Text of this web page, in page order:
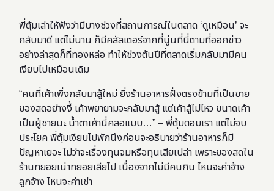
พี่ตุ้มเล่าให้ฟังว่ามีบางช่วงที่สถานการณ์ในตลาด ‘ดูเหมือน’ จะ
กลับมาดี แต่ไม่นาน ก็มีคลัสเตอร์จากที่นู่นที่นี่ตามที่ออกข่าว
อย่างล่าสุดก็ที่ทองหล่อ ทำให้ช่วงต้นปีที่ตลาดเริ่มกลับมามีคน
เงียบไปเหมือนเดิม
“คนที่เค้าเพิ่งกลับมาสู้ใหม่ ยิ่งร้านอาหารฝั่งตรงข้ามที่เป็นขาย
ของสดอย่างงี้ เค้าพยายามจะกลับมาสู้ แต่เค้าสู้ไม่ไหว ขนาดเค้า
เป็นผู้ชายนะ น้ำตาเค้านี่คลอแบบ…” – พี่ตุ้มตอบเรา แต่ไม่จบ
ประโยค พี่ตุ้มเงียบไปพักนึงก่อนจะอธิบายว่าร้านอาหารก็มี
ปัญหาเยอะ ไม่ว่าจะเรื่องทุนจมหรือทุนเสียเปล่า เพราะของสดใน
ร้านทยอยเน่าทยอยเสียไป เนื่องจากไม่มีคนกิน ไหนจะค่าจ้าง
ลูกจ้าง ไหนจะค่าเช่า